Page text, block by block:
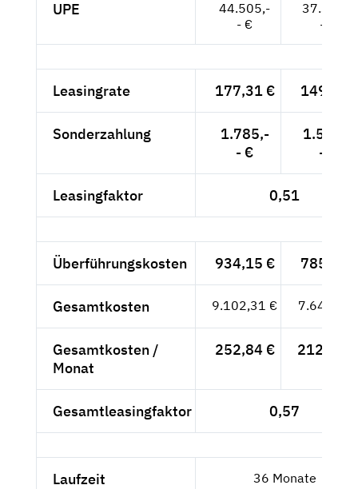
UPE
44.505,-
- €
37.399,-
- €
Leasingrate 177,31 € 149,-- €
Sonderzahlung
1.785,-
- €
1.500,-
- €
Leasingfaktor 0,51
Überführungskosten 934,15 € 785,-- €
Gesamtkosten 9.102,31 € 7.649,-- €
Gesamtkosten /
Monat
252,84 € 212,47 €
Gesamtleasingfaktor 0,57
Laufzeit 36 Monate